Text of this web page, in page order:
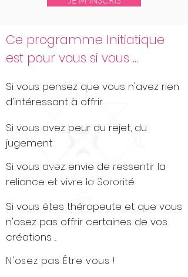
Ce programme Initiatique
est pour vous si vous ...
Si vous avez envie de ressentir la
reliance et vivre la Sororité
Si vous pensez que vous n'avez rien
d'intéressant à offrir
Si vous avez peur du rejet, du
jugement
Si vous êtes thérapeute et que vous
n'osez pas offrir certaines de vos
créations ...
N'osez pas Être vous !